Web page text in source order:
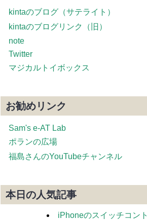
kintaのブログ（サテライト）
kintaのブログリンク（旧）
note
Twitter
マジカルトイボックス
お勧めリンク
Sam's e-AT Lab
ポランの広場
福島さんのYouTubeチャンネル
本日の人気記事
iPhoneのスイッチコント